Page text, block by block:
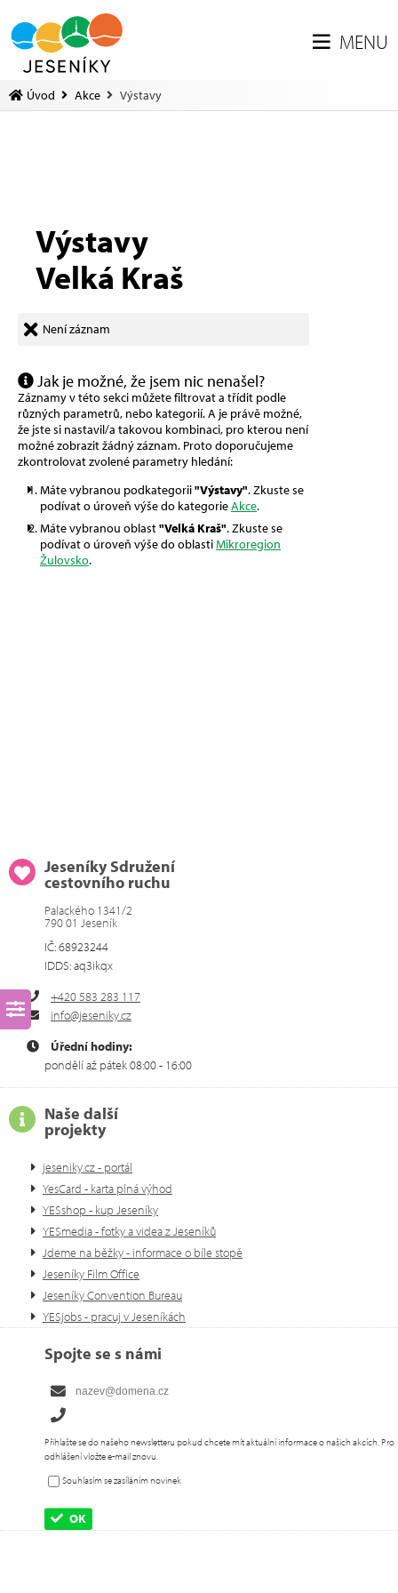
MENU
Úvod Akce Výstavy
Výstavy
Velká Kraš
Není záznam
Jak je možné, že jsem nic nenašel?
Záznamy v této sekci můžete filtrovat a třídit podle
různých parametrů, nebo kategorií. A je právě možné,
že jste si nastavil/a takovou kombinaci, pro kterou není
možné zobrazit žádný záznam. Proto doporučujeme
zkontrolovat zvolené parametry hledání:
Máte vybranou podkategorii"Výstavy". Zkuste se
podívat o úroveň výše do kategorieAkce.
Máte vybranou oblast"Velká Kraš". Zkuste se
podívat o úroveň výše do oblastiMikroregion
Žulovsko.
Jeseníky Sdružení
cestovního ruchu
Palackého 1341/2
790 01 Jeseník
IČ: 68923244
IDDS: aq3ikqx
+420 583 283 117
info@jeseniky.cz
Úřední hodiny:
pondělí až pátek 08:00 - 16:00
Naše další
projekty
jeseniky.cz - portál
YesCard - karta plná výhod
YESshop - kup Jeseníky
YESmedia - fotky a videa z Jeseníků
Jdeme na běžky - informace o bíle stopě
Jeseníky Film Office
Jeseníky Convention Bureau
YESjobs - pracuj v Jeseníkách
Spojte se s námi
Přihlašte se do našeho newsletteru pokud chcete mít aktuální informace o našich akcích. Pro
odhlášení vložte e-mail znovu.
Souhlasím se zasíláním novinek
OK